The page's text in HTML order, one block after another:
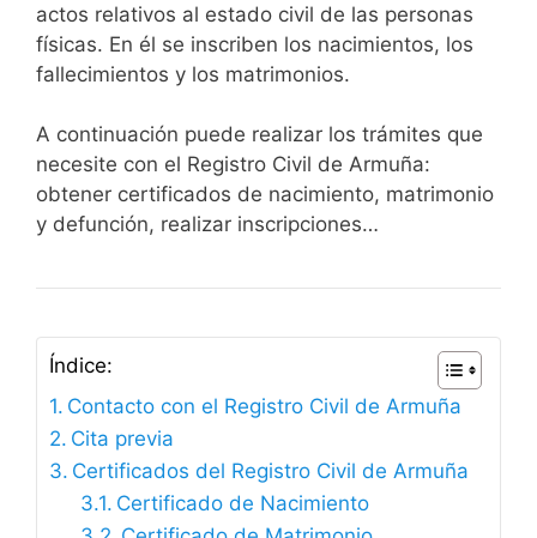
actos relativos al estado civil de las personas
físicas. En él se inscriben los nacimientos, los
fallecimientos y los matrimonios.
A continuación puede realizar los trámites que
necesite con el Registro Civil de Armuña:
obtener certificados de nacimiento, matrimonio
y defunción, realizar inscripciones…
Índice:
Contacto con el Registro Civil de Armuña
Cita previa
Certificados del Registro Civil de Armuña
Certificado de Nacimiento